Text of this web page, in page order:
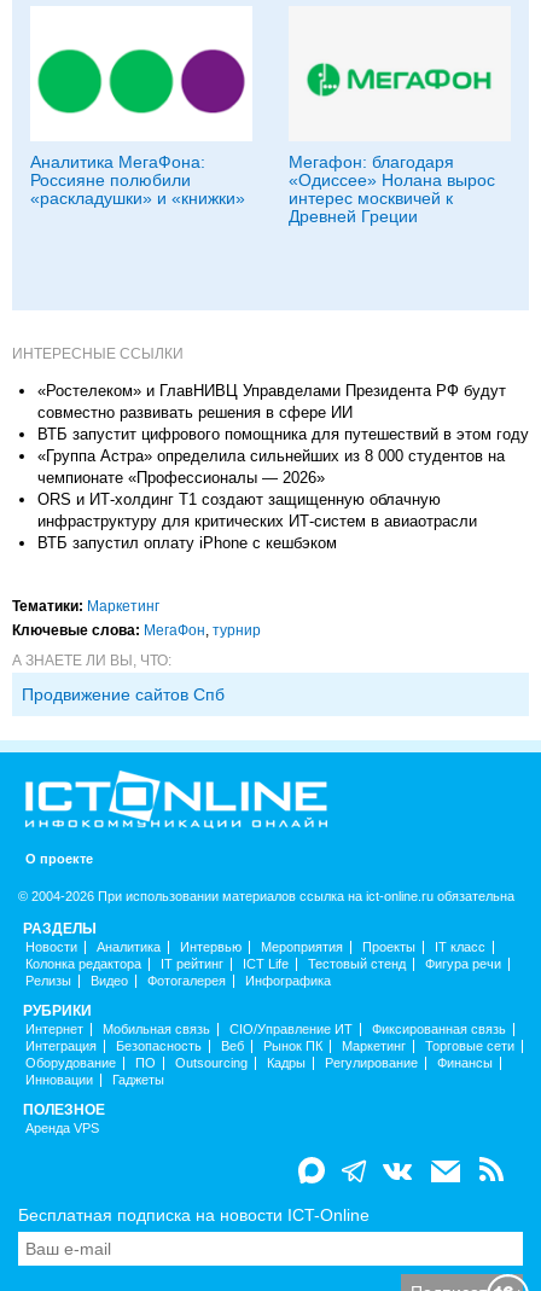
Аналитика МегаФона:
Россияне полюбили
«раскладушки» и «книжки»
Мегафон: благодаря
«Одиссее» Нолана вырос
интерес москвичей к
Древней Греции
ИНТЕРЕСНЫЕ ССЫЛКИ
«Ростелеком» и ГлавНИВЦ Управделами Президента РФ будут
совместно развивать решения в сфере ИИ
ВТБ запустит цифрового помощника для путешествий в этом году
«Группа Астра» определила сильнейших из 8 000 студентов на
чемпионате «Профессионалы — 2026»
ORS и ИТ-холдинг T1 создают защищенную облачную
инфраструктуру для критических ИТ-систем в авиаотрасли
ВТБ запустил оплату iPhone с кешбэком
Тематики: Маркетинг
Ключевые слова: МегаФон, турнир
А ЗНАЕТЕ ЛИ ВЫ, ЧТО:
Продвижение сайтов Спб
О проекте
© 2004-2026 При использовании материалов ссылка на ict-online.ru обязательна
РАЗДЕЛЫ
Новости Аналитика Интервью Мероприятия Проекты
IT класс
Колонка редактора
IT рейтинг ICT Life Тестовый стенд
Фигура речи
Релизы
Видео Фотогалерея Инфографика
РУБРИКИ
Интернет Мобильная связь CIO/Управление ИТ
Фиксированная связь
Интеграция
Безопасность Веб Рынок ПК Маркетинг
Торговые сети
Оборудование
ПО Outsourcing Кадры Регулирование
Финансы
Инновации
Гаджеты
ПОЛЕЗНОЕ
Аренда VPS
Бесплатная подписка на новости ICT-Online